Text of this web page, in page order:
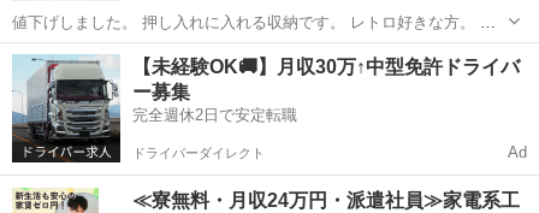
値下げしました。 押し入れに入れる収納です。 レトロ好きな方。 お
もちゃ入れにも、大活躍です。 プラスチックでは、ないので、凹みと
か、無い感じです。 ※私、個人の判断ですが…。 大事に使ってくださ
る方。 ドタキャン無しで、...
青森 八戸市 陸奥白浜駅 収納家具 レトロ
【未経験OK🚚】月収30万↑中型免許ドライバ
ー募集
完全週休2日で安定転職
ドライバーダイレクト Ad
≪寮無料・月収24万円・派遣社員≫家電系工